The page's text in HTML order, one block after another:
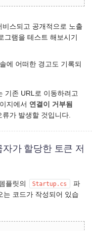
스되고 공개적으로 노출
그램을 테스트 해보시기
에 어떠한 경고도 기록되
기존 URL로 이동하려고
지에서 연결이 거부됨
류가 발생할 것입니다.
가 할당한 토큰 저
플릿의 Startup.cs
파
는 코드가 작성되어 있습